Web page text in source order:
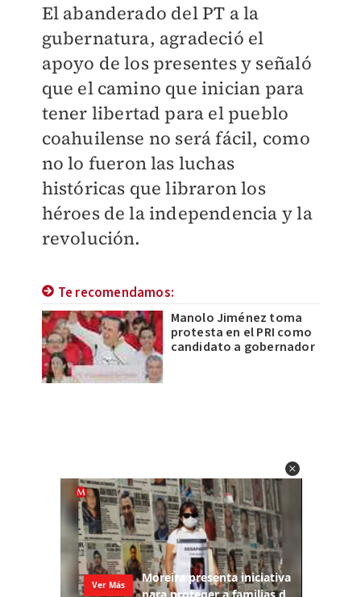
El abanderado del PT a la
gubernatura, agradeció el
apoyo de los presentes y señaló
que el camino que inician para
tener libertad para el pueblo
coahuilense no será fácil, como
no lo fueron las luchas
históricas que libraron los
héroes de la independencia y la
revolución.
Te recomendamos:
Manolo Jiménez toma
protesta en el PRI como
candidato a gobernador